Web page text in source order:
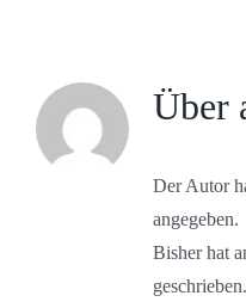
Über
Der Autor
angegeben.
Bisher hat
geschrieben.